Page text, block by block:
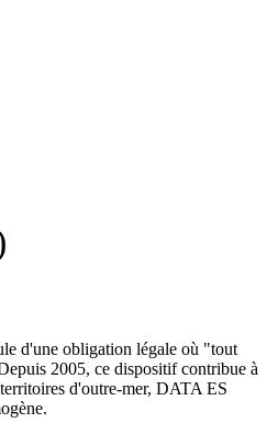
d'une obligation légale où "tout
2005, ce dispositif contribue à
d'outre-mer, DATA ES